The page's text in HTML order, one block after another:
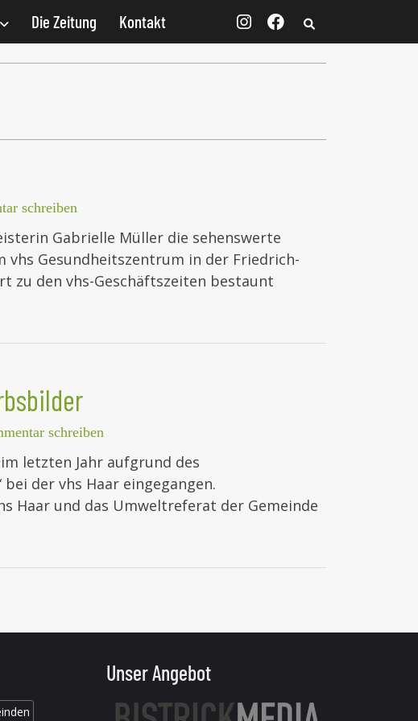
Die Zeitung Kontakt
schreiben
Gabrielle Müller die sehenswerte
vhs Gesundheitszentrum in der Friedrich-
zu den vhs-Geschäftszeiten bestaunt
schreiben
letzten Jahr aufgrund des
der vhs Haar eingegangen.
Haar und das Umweltreferat der Gemeinde
Unser Angebot